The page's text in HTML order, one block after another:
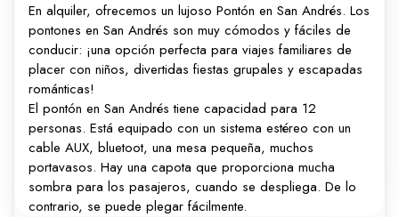
En alquiler, ofrecemos un lujoso Pontón en San Andrés. Los
pontones en San Andrés son muy cómodos y fáciles de
conducir: ¡una opción perfecta para viajes familiares de
placer con niños, divertidas fiestas grupales y escapadas
románticas!
El pontón en San Andrés tiene capacidad para 12
personas. Está equipado con un sistema estéreo con un
cable AUX, bluetoot, una mesa pequeña, muchos
portavasos. Hay una capota que proporciona mucha
sombra para los pasajeros, cuando se despliega. De lo
contrario, se puede plegar fácilmente.